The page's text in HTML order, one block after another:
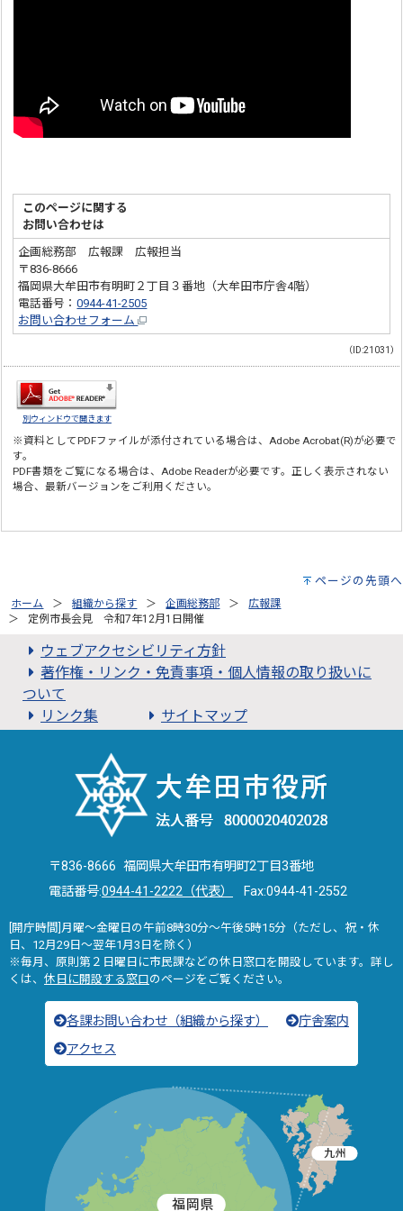
このページに関する
お問い合わせは
企画総務部 広報課 広報担当
〒836-8666
福岡県大牟田市有明町２丁目３番地（大牟田市庁舎4階）
電話番号：0944-41-2505
お問い合わせフォーム
（ID:21031）
別ウィンドウで開きます
※資料としてPDFファイルが添付されている場合は、Adobe Acrobat(R)が必要で
す。
PDF書類をご覧になる場合は、Adobe Readerが必要です。正しく表示されない
場合、最新バージョンをご利用ください。
ページの先頭へ
ホーム 組織から探す 企画総務部
広報課
定例市長会見 令和7年12月1日開催
ウェブアクセシビリティ方針
著作権・リンク・免責事項・個人情報の取り扱いに
ついて
リンク集
サイトマップ
〒836-8666 福岡県大牟田市有明町2丁目3番地
電話番号:0944-41-2222（代表） Fax:0944-41-2552
[開庁時間]月曜～金曜日の午前8時30分～午後5時15分（ただし、祝・休
日、12月29日～翌年1月3日を除く）
※毎月、原則第２日曜日に市民課などの休日窓口を開設しています。詳し
くは、 休日に開設する窓口のページをご覧ください。
各課お問い合わせ（組織から探す）
庁舎案内
アクセス